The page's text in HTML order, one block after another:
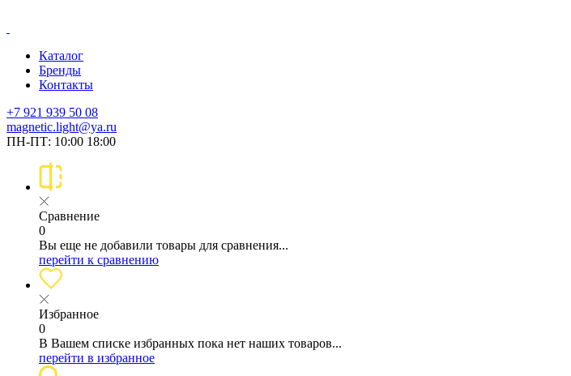
Каталог
Бренды
Контакты
+7 921 939 50 08
magnetic.light@ya.ru
ПН-ПТ: 10:00 18:00
Сравнение
0
Вы еще не добавили товары для сравнения...
перейти к сравнению
Избранное
0
В Вашем списке избранных пока нет наших товаров...
перейти в избранное